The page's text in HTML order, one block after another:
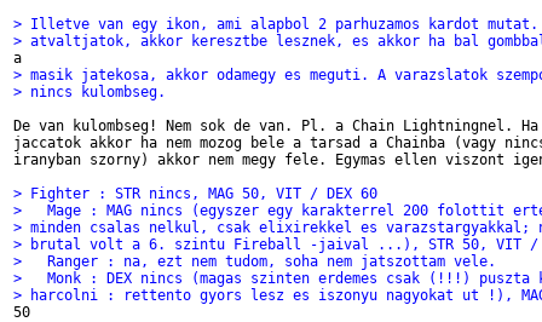
> Illetve van egy ikon, ami alapbol 2 parhuzamos kardot mutat.
> atvaltjatok, akkor keresztbe lesznek, es akkor ha bal
> masik jatekosa, akkor odamegy es meguti. A varazslatok
> nincs kulombseg.
De van kulombseg! Nem sok de van. Pl. a Chain Lightningnel.
jaccatok akkor ha nem mozog bele a tarsad a Chainba (vagy
iranyban szorny) akkor nem megy fele. Egymas ellen viszont
> Fighter : STR nincs, MAG 50, VIT / DEX 60
>   Mage : MAG nincs (egyszer egy karakterrel 200 folottit
> minden csalas nelkul, csak elixirekkel es varazstargyakkal;
> brutal volt a 6. szintu Fireball -jaival ...), STR 50, VIT /
>   Ranger : na, ezt nem tudom, soha nem jatszottam vele.
>   Monk : DEX nincs (magas szinten erdemes csak (!!!) puszta
> harcolni : rettento gyors lesz es iszonyu nagyokat ut !),
50